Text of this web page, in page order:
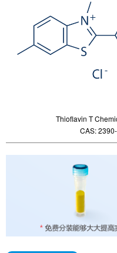
Thioflavin T
CAS: